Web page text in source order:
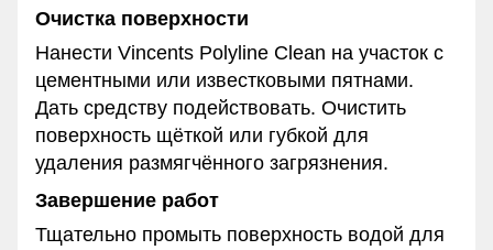
Очистка поверхности
Нанести Vincents Polyline Clean на участок с
цементными или известковыми пятнами.
Дать средству подействовать. Очистить
поверхность щёткой или губкой для
удаления размягчённого загрязнения.
Завершение работ
Тщательно промыть поверхность водой для